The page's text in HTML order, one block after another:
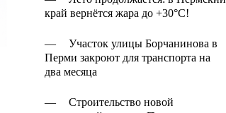
край вернётся жара до +30°C!
—
Участок улицы Борчанинова в
Перми закроют для транспорта на
два месяца
—
Строительство новой